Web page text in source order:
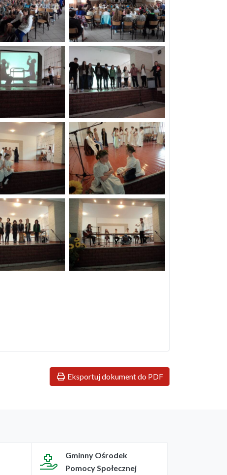
Eksportuj dokument do PDF
Gminny Ośrodek
Pomocy Społecznej